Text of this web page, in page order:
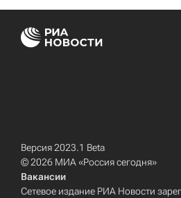
Версия 2023.1 Beta
© 2026 МИА «Россия сегодня»
Вакансии
Сетевое издание РИА Новости